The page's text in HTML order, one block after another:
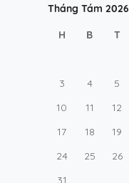
Tháng Tám 2026
H B T
3
4 5
10
11 12
17
18 19
24
25 26
31